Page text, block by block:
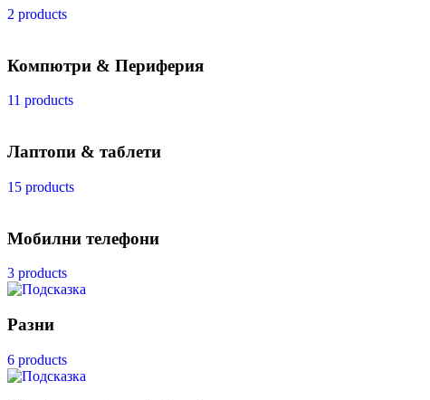
2 products
Компютри & Периферия
11 products
Лаптопи & таблети
15 products
Мобилни телефони
3 products
Разни
6 products